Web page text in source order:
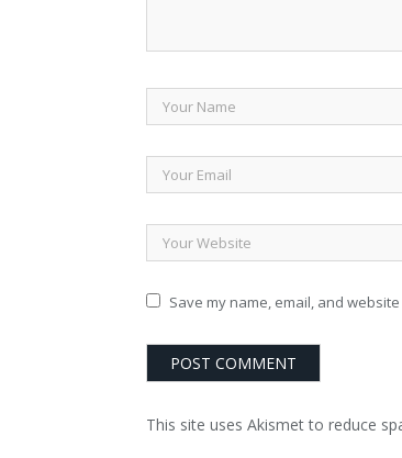
Save my name, email, and
This site uses Akismet to reduce